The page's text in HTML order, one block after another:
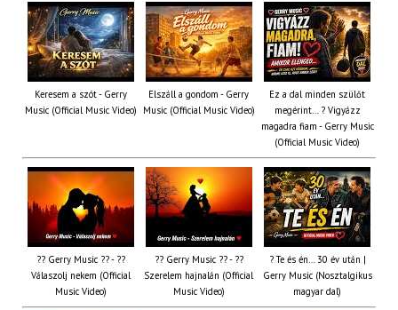
Keresem a szót - Gerry
Music (Official Music Video)
Elszáll a gondom - Gerry
Music (Official Music Video)
Ez a dal minden szülőt
megérint… ? Vigyázz
magadra fiam - Gerry Music
(Official Music Video)
?? Gerry Music ?? - ??
Válaszolj nekem (Official
Music Video)
?? Gerry Music ?? - ??
Szerelem hajnalán (Official
Music Video)
? Te és én… 30 év után |
Gerry Music (Nosztalgikus
magyar dal)